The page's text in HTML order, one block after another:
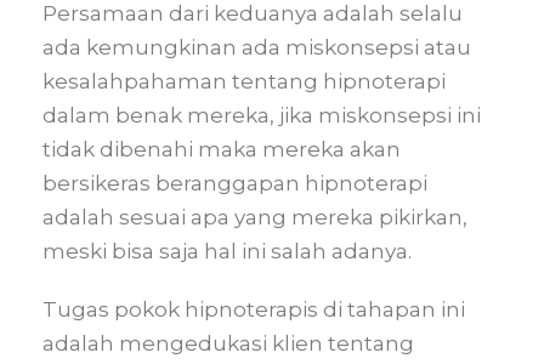
Persamaan dari keduanya adalah selalu
ada kemungkinan ada miskonsepsi atau
kesalahpahaman tentang hipnoterapi
dalam benak mereka, jika miskonsepsi ini
tidak dibenahi maka mereka akan
bersikeras beranggapan hipnoterapi
adalah sesuai apa yang mereka pikirkan,
meski bisa saja hal ini salah adanya.
Tugas pokok hipnoterapis di tahapan ini
adalah mengedukasi klien tentang